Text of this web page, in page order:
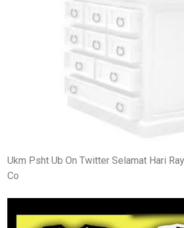
Ukm Psht Ub On Twitter Selamat Hari
Co